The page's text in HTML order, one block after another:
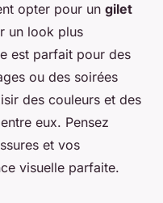
opter pour un gilet
un look plus
est parfait pour des
ou des soirées
des couleurs et des
eux. Pensez
et vos
visuelle parfaite.